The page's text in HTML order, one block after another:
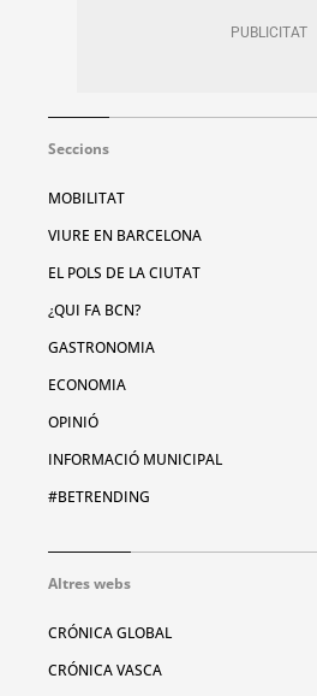
Seccions
MOBILITAT
VIURE EN BARCELONA
EL POLS DE LA CIUTAT
¿QUI FA BCN?
GASTRONOMIA
ECONOMIA
OPINIÓ
INFORMACIÓ MUNICIPAL
#BETRENDING
Altres webs
CRÓNICA GLOBAL
CRÓNICA VASCA